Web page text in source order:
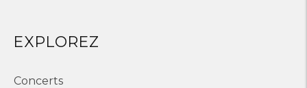
EXPLOREZ
Concerts